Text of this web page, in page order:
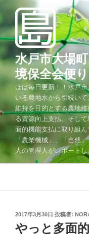
テ
ン
ツ
へ
ス
ッ
プ
水戸市大場
境保全会便り
ほぼ毎日更新！！水戸
いる農地水から引続い
維持を目的とする農地
る資源向上支払、そし
面的機能支払に取り組
「農業機械」、「自然
人の管理人がレポート
投
稿
日:
2017年3月30日 投稿者:
やっと多面